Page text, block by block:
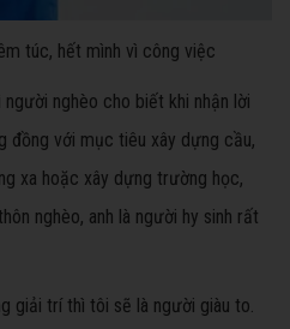
túc, hết mình vì công việc
nghèo cho biết khi nhận lời
đồng với mục tiêu xây dựng cầu,
xa hoặc xây dựng trường học,
nghèo, anh là người hy sinh rất
giải trí thì tôi sẽ là người giàu to.